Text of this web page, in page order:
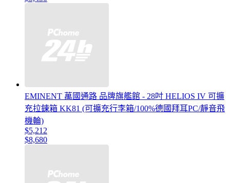
EMINENT 萬國通路 品牌旗艦館 - 28吋 HELIOS IV 可擴
充拉鍊箱 KK81 (可擴充行李箱/100%德國拜耳PC/靜音飛
機輪)
$5,212
$8,680